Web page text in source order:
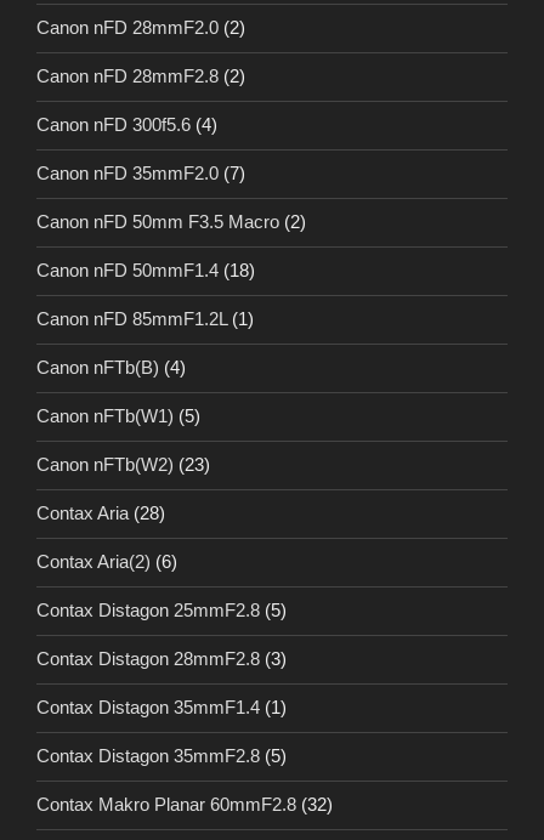
Canon nFD 28mmF2.0 (2)
Canon nFD 28mmF2.8 (2)
Canon nFD 300f5.6 (4)
Canon nFD 35mmF2.0 (7)
Canon nFD 50mm F3.5 Macro (2)
Canon nFD 50mmF1.4 (18)
Canon nFD 85mmF1.2L (1)
Canon nFTb(B) (4)
Canon nFTb(W1) (5)
Canon nFTb(W2) (23)
Contax Aria (28)
Contax Aria(2) (6)
Contax Distagon 25mmF2.8 (5)
Contax Distagon 28mmF2.8 (3)
Contax Distagon 35mmF1.4 (1)
Contax Distagon 35mmF2.8 (5)
Contax Makro Planar 60mmF2.8 (32)